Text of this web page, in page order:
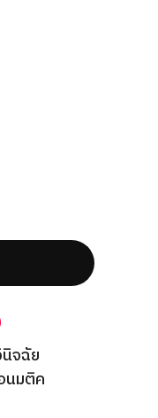
จฉัย
นมติค